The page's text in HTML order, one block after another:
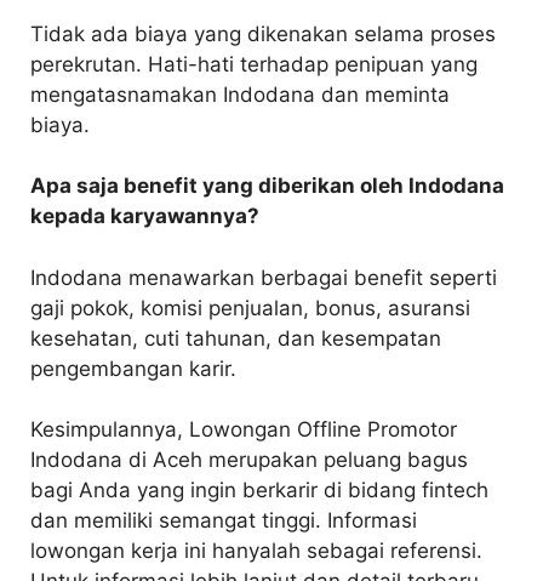
Tidak ada biaya yang dikenakan selama proses
perekrutan. Hati-hati terhadap penipuan yang
mengatasnamakan Indodana dan meminta
biaya.
Apa saja benefit yang diberikan oleh Indodana
kepada karyawannya?
Indodana menawarkan berbagai benefit seperti
gaji pokok, komisi penjualan, bonus, asuransi
kesehatan, cuti tahunan, dan kesempatan
pengembangan karir.
Kesimpulannya, Lowongan Offline Promotor
Indodana di Aceh merupakan peluang bagus
bagi Anda yang ingin berkarir di bidang fintech
dan memiliki semangat tinggi. Informasi
lowongan kerja ini hanyalah sebagai referensi.